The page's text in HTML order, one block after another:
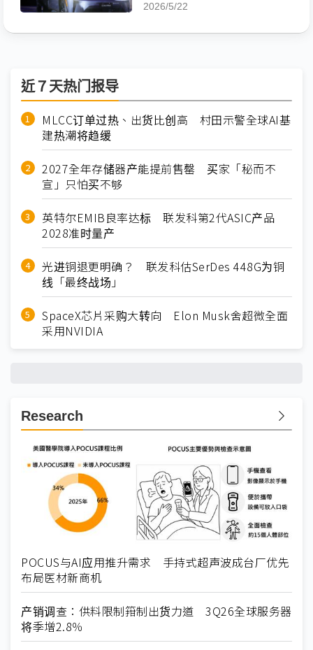
2026/5/22
近７天热门报导
MLCC订单过热、出货比创高 村田示警全球AI基
建热潮将趋缓
2027全年存储器产能提前售罄 买家「秘而不
宣」只怕买不够
英特尔EMIB良率达标 联发科第2代ASIC产品
2028准时量产
光进铜退更明确？ 联发科估SerDes 448G为铜
线「最终战场」
SpaceX芯片采购大转向 Elon Musk舍超微全面
采用NVIDIA
Research
POCUS与AI应用推升需求 手持式超声波成台厂优先
布局医材新商机
产销调查：供料限制箝制出货力道 3Q26全球服务器
将季增2.8％